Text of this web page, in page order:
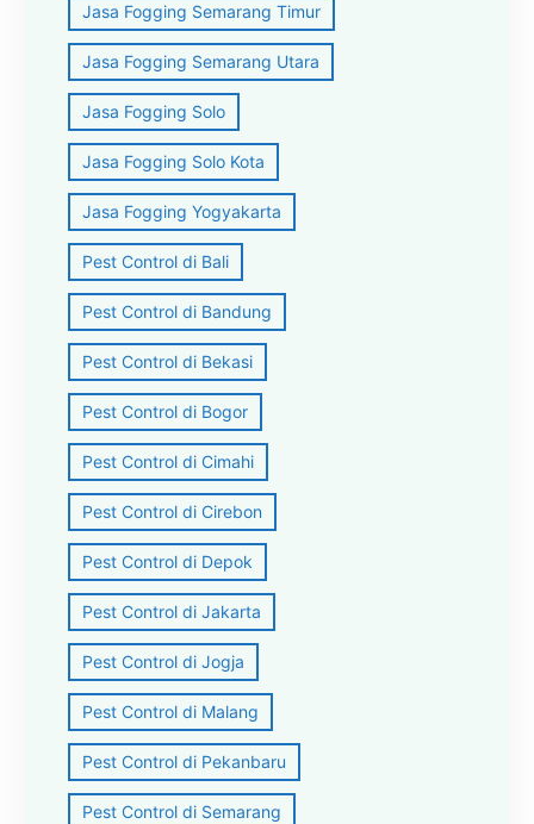
Jasa Fogging Semarang Timur
Jasa Fogging Semarang Utara
Jasa Fogging Solo
Jasa Fogging Solo Kota
Jasa Fogging Yogyakarta
Pest Control di Bali
Pest Control di Bandung
Pest Control di Bekasi
Pest Control di Bogor
Pest Control di Cimahi
Pest Control di Cirebon
Pest Control di Depok
Pest Control di Jakarta
Pest Control di Jogja
Pest Control di Malang
Pest Control di Pekanbaru
Pest Control di Semarang